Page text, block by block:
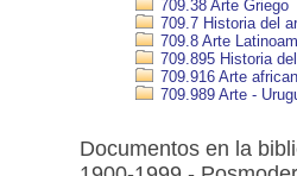
709.38 Arte Griego
709.7 Historia del
709.8 Arte
709.895 Historia
709.916 Arte
709.989 Arte -
Documentos en la